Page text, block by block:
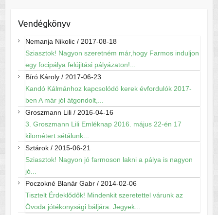
Vendégkönyv
Nemanja Nikolic/ 2017-08-18
Sziasztok! Nagyon szeretném már,hogy Farmos induljon
egy focipálya felújitási pályázaton!...
Bíró Károly/ 2017-06-23
Kandó Kálmánhoz kapcsolódó kerek évfordulók 2017-
ben A már jól átgondolt,...
Groszmann Lili/ 2016-04-16
3. Groszmann Lili Emléknap 2016. május 22-én 17
kilométert sétálunk...
Sztárok/ 2015-06-21
Sziasztok! Nagyon jó farmoson lakni a pálya is nagyon
jó...
Poczokné Blanár Gabr/ 2014-02-06
Tisztelt Érdeklődők! Mindenkit szeretettel várunk az
Óvoda jótékonysági báljára. Jegyek...